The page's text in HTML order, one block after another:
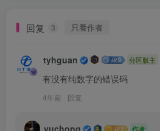
回复 3 只看作者
tyhguan 分区版主
有没有纯数字的错误码
4年前 回复
作者